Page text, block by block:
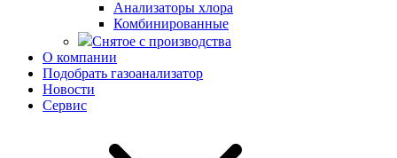
Анализаторы хлора
Комбинированные
Снятое с производства
О компании
Подобрать газоанализатор
Новости
Сервис